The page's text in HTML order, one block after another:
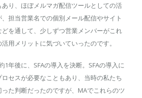
り、ほぼメルマガ配信ツールとしての活
担当営業名での個別メール配信やサイト
を通して、少しずつ営業メンバーがこれ
用メリットに気づいていったのです。
1年後に、SFAの導入を決断。SFAの導入に
セスが必要なこともあり、当時の私たち
た判断だったのですが、MAでこれらのツ